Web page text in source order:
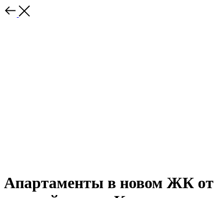
Апартаменты в новом ЖК от